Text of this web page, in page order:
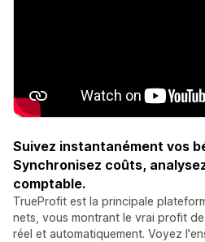
Suivez instantanément vos
Synchronisez coûts,
comptable.
TrueProfit est la principale
nets, vous montrant le vrai profit
réel et automatiquement. Voyez